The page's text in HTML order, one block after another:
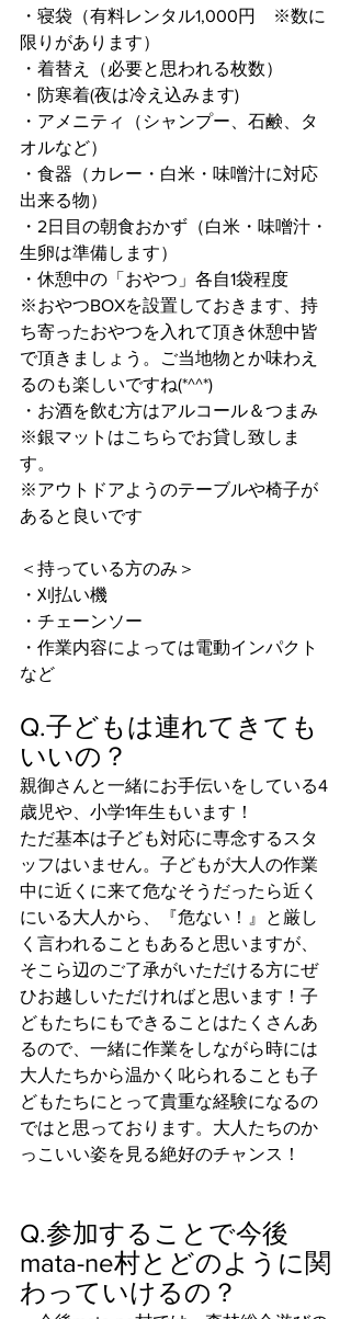
・寝袋（有料レンタル1,000円　※数に
限りがあります）
・着替え（必要と思われる枚数）
・防寒着(夜は冷え込みます)
・アメニティ（シャンプー、石鹸、タ
オルなど）
・食器（カレー・白米・味噌汁に対応
出来る物）
・2日目の朝食おかず（白米・味噌汁・
生卵は準備します）
・休憩中の「おやつ」各自1袋程度
※おやつBOXを設置しておきます、持
ち寄ったおやつを入れて頂き休憩中皆
で頂きましょう。ご当地物とか味わえ
るのも楽しいですね(*^^*)
・お酒を飲む方はアルコール＆つまみ
※銀マットはこちらでお貸し致しま
す。
※アウトドアようのテーブルや椅子が
あると良いです
＜持っている方のみ＞
・刈払い機
・チェーンソー
・作業内容によっては電動インパクト
など
Q.子どもは連れてきても
いいの？
親御さんと一緒にお手伝いをしている4
歳児や、小学1年生もいます！
ただ基本は子ども対応に専念するスタ
ッフはいません。子どもが大人の作業
中に近くに来て危なそうだったら近く
にいる大人から、『危ない！』と厳し
く言われることもあると思いますが、
そこら辺のご了承がいただける方にぜ
ひお越しいただければと思います！子
どもたちにもできることはたくさんあ
るので、一緒に作業をしながら時には
大人たちから温かく叱られることも子
どもたちにとって貴重な経験になるの
ではと思っております。大人たちのか
っこいい姿を見る絶好のチャンス！
Q.参加することで今後
mata-ne村とどのように関
わっていけるの？